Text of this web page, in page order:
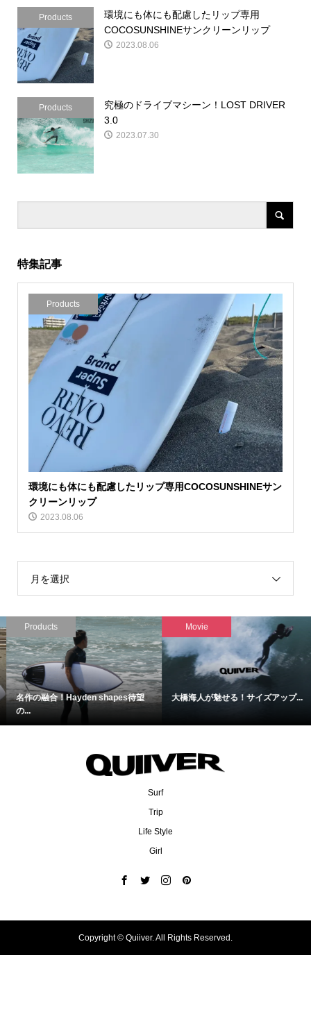
Products
環境にも体にも配慮したリップ専用
COCOSUNSHINEサンクリーンリップ
2023.08.06
Products
究極のドライブマシーン！LOST DRIVER
3.0
2023.07.30
特集記事
Products
環境にも体にも配慮したリップ専用COCOSUNSHINEサン
クリーンリップ
2023.08.06
月を選択
Products
名作の融合！Hayden shapes待望
の...
Movie
大橋海人が魅せる！サイズアップ...
Surf
Trip
Life Style
Girl
Copyright © Quiiver. All Rights Reserved.